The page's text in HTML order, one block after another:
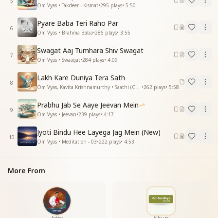
खुशियों के झूले में झूले
खुशियों के झूले में झूले
एक तेरी महिमा गाए एक तेरी महिमा गाए
पाकर तुमको सीखा हमने
पाकर तुमको सीखा हमने
काटो में रहकर हंसना काटो में रहकर हंसना
कौन करेगा बाबा तेरे सिवा
कौन करेगा बाबा तेरे सिवा
हम बच्चों को प्यार इतना प्यार इतना प्यार इतना प्यार इतना
कौन करेगा बाबा तेरे सिवा
कौन करेगा बाबा तेरे सिवा
हम बच्चों को प्यार इतना प्यार इतना
प्यार इतना प्यार इतना
गीत सुनकर सो जाऊ बाबा
बाबा बाबा मेरे बाबा बाबा
बाबा बाबा मेरे बाबा बाबा
उठू सुनकर गीत तेरा
उठू सुनकर गीत तेरा
तुमने ही सिखलाया बाबा
Om Vyas • Takdeer - Kismat•295 plays• 5:50
6
Pyare Baba Teri Raho Par
Om Vyas • Brahma Baba•286 plays• 3:55
7
Swagat Aaj Tumhara Shiv Swagat
Om Vyas • Swaagat•284 plays• 4:09
8
Lakh Kare Duniya Tera Sath
•262 plays• 5:58
9
Prabhu Jab Se Aaye Jeevan Mein
Om Vyas • Jeevan•239 plays• 4:17
10
Jyoti Bindu Hee Layega Jag Mein (New)
Om Vyas • Meditation - 03•222 plays• 4:53
More From